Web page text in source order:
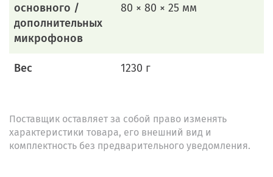
основного /
дополнительных
микрофонов
80 × 80 × 25 мм
Вес 1230 г
Поставщик оставляет за собой право изменять
характеристики товара, его внешний вид и
комплектность без предварительного уведомления.